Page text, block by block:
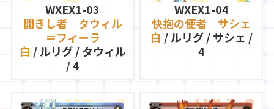
WXEX1-03
開きし者 タウィル
＝フィーラ
白 / ルリグ / タウィル
/ 4
WXEX1-04
快抱の使者 サシェ
白 / ルリグ / サシェ /
4